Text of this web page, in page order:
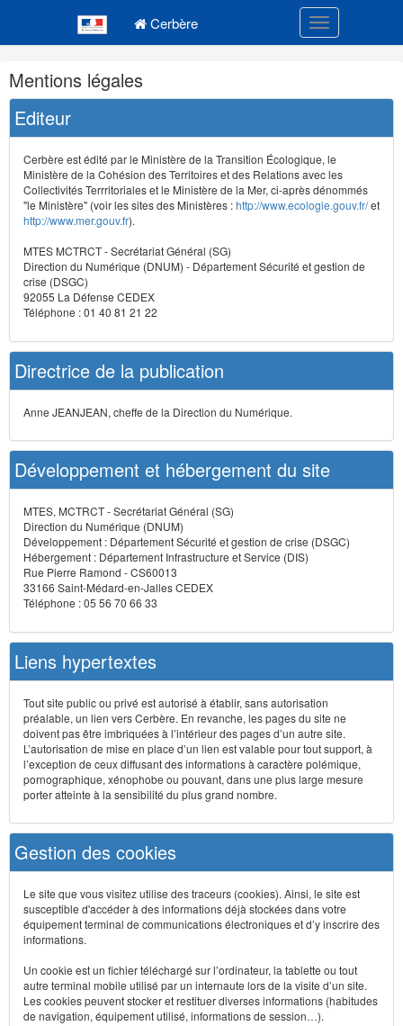
Cerbère Toggle
Navigation
et
outils
annexes
Mentions légales
Editeur
Cerbère est édité par le Ministère de la Transition Écologique, le
Ministère de la Cohésion des Territoires et des Relations avec les
Collectivités Terrritoriales et le Ministère de la Mer, ci-après dénommés
"le Ministère" (voir les sites des Ministères :http://www.ecologie.gouv.fr/et
http://www.mer.gouv.fr).
MTES MCTRCT - Secrétariat Général (SG)
Direction du Numérique (DNUM) - Département Sécurité et gestion de
crise (DSGC)
92055 La Défense CEDEX
Téléphone : 01 40 81 21 22
Directrice de la publication
Anne JEANJEAN, cheffe de la Direction du Numérique.
Développement et hébergement du site
MTES, MCTRCT - Secrétariat Général (SG)
Direction du Numérique (DNUM)
Développement : Département Sécurité et gestion de crise (DSGC)
Hébergement : Département Infrastructure et Service (DIS)
Rue Pierre Ramond - CS60013
33166 Saint-Médard-en-Jalles CEDEX
Téléphone : 05 56 70 66 33
Liens hypertextes
Tout site public ou privé est autorisé à établir, sans autorisation
préalable, un lien vers Cerbère. En revanche, les pages du site ne
doivent pas être imbriquées à l’intérieur des pages d’un autre site.
L’autorisation de mise en place d’un lien est valable pour tout support, à
l’exception de ceux diffusant des informations à caractère polémique,
pornographique, xénophobe ou pouvant, dans une plus large mesure
porter atteinte à la sensibilité du plus grand nombre.
Gestion des cookies
Le site que vous visitez utilise des traceurs (cookies). Ainsi, le site est
susceptible d'accéder à des informations déjà stockées dans votre
équipement terminal de communications électroniques et d’y inscrire des
informations.
Un cookie est un fichier téléchargé sur l’ordinateur, la tablette ou tout
autre terminal mobile utilisé par un internaute lors de la visite d’un site.
Les cookies peuvent stocker et restituer diverses informations (habitudes
de navigation, équipement utilisé, informations de session…).